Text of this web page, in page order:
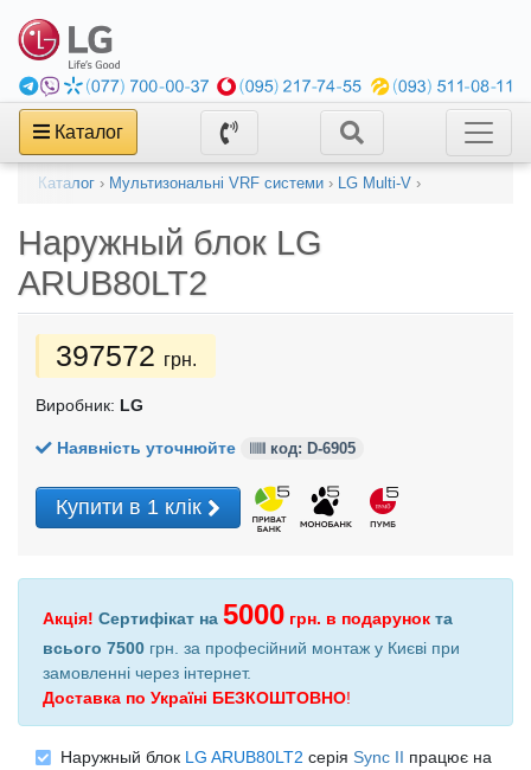
Каталог
Каталог › Мультизональні VRF системи › LG Multi-V ›
Наружный блок LG
ARUB80LT2
397572 грн.
Виробник: LG
Наявність уточнюйте код: D-6905
Купити в 1 клік
Акція! Сертифікат на 5000 грн. в подарунок та
всього 7500 грн. за професійний монтаж у Києві при
замовленні через інтернет.
Доставка по Україні БЕЗКОШТОВНО!
Наружный блок LG ARUB80LT2 серія Sync II працює на